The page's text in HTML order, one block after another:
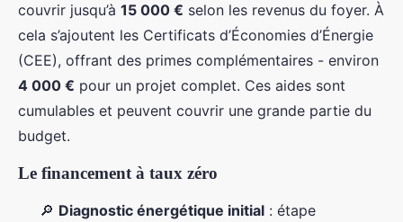
couvrir jusqu’à 15 000 € selon les revenus du foyer. À
cela s’ajoutent les Certificats d’Économies d’Énergie
(CEE), offrant des primes complémentaires - environ
4 000 € pour un projet complet. Ces aides sont
cumulables et peuvent couvrir une grande partie du
budget.
Le financement à taux zéro
🔎 Diagnostic énergétique initial : étape